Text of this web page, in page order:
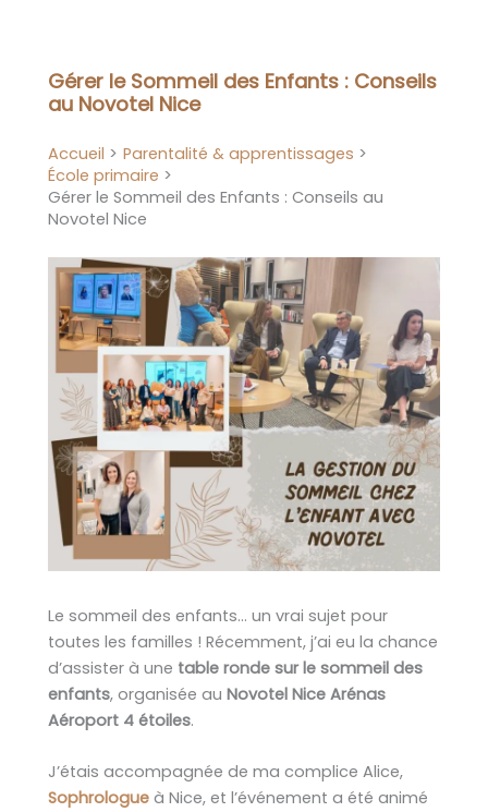
Gérer le Sommeil des Enfants : Conseils
au Novotel Nice
Accueil
Parentalité & apprentissages
École primaire
Gérer le Sommeil des Enfants : Conseils au
Novotel Nice
Le sommeil des enfants… un vrai sujet pour
toutes les familles ! Récemment, j’ai eu la chance
d’assister à une table ronde sur le sommeil des
enfants, organisée au Novotel Nice Arénas
Aéroport 4 étoiles.
J’étais accompagnée de ma complice Alice,
Sophrologue à Nice, et l’événement a été animé